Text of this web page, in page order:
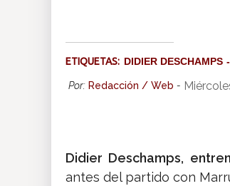
ETIQUETAS: DIDIER DESCHAMPS
Por: Redacción / Web -
Didier Deschamps,
antes del partido con